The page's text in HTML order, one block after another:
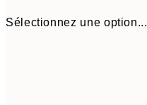
Sélectionnez une option...